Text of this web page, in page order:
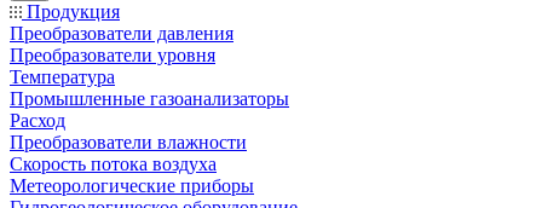
Продукция
Преобразователи давления
Преобразователи уровня
Температура
Промышленные газоанализаторы
Расход
Преобразователи влажности
Скорость потока воздуха
Метеорологические приборы